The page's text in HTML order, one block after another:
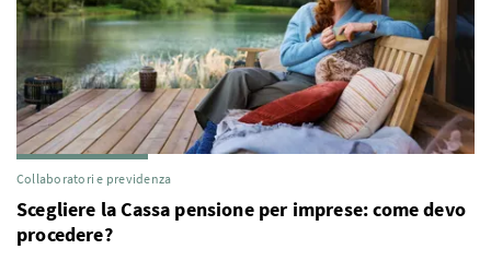
Collaboratori e previdenza
Scegliere la Cassa pensione per imprese: come devo
procedere?